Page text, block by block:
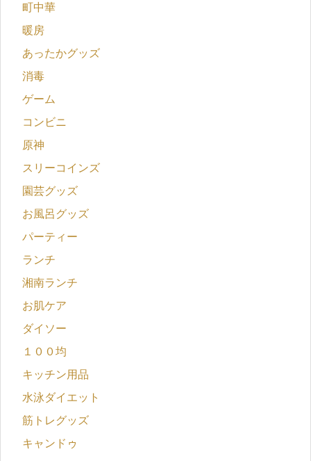
町中華
暖房
あったかグッズ
消毒
ゲーム
コンビニ
原神
スリーコインズ
園芸グッズ
お風呂グッズ
パーティー
ランチ
湘南ランチ
お肌ケア
ダイソー
１００均
キッチン用品
水泳ダイエット
筋トレグッズ
キャンドゥ